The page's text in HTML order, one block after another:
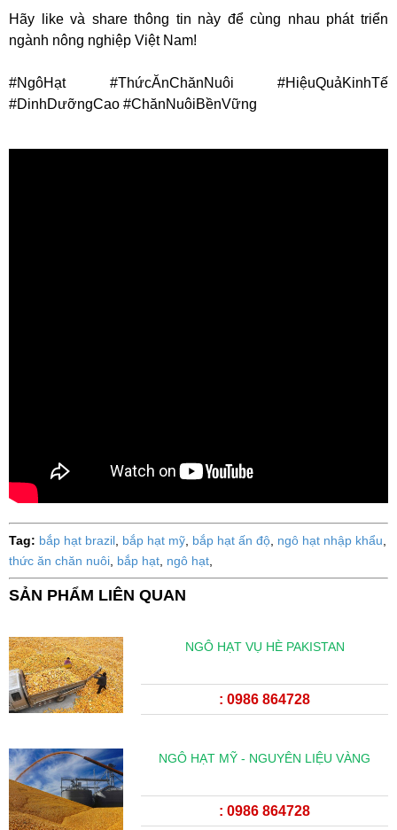
Hãy like và share thông tin này để cùng nhau phát triển
ngành nông nghiệp Việt Nam!
#NgôHạt #ThứcĂnChănNuôi
#HiệuQuảKinhTế
#DinhDưỡngCao #ChănNuôiBềnVững
Tag: bắp hạt brazil bắp hạt mỹ bắp hạt ấn độ ngô hạt nhập khẩu
thức ăn chăn nuôi bắp hạt ngô hạt
SẢN PHẨM LIÊN QUAN
NGÔ HẠT VỤ HÈ PAKISTAN
: 0986 864728
NGÔ HẠT MỸ - NGUYÊN LIỆU VÀNG
: 0986 864728